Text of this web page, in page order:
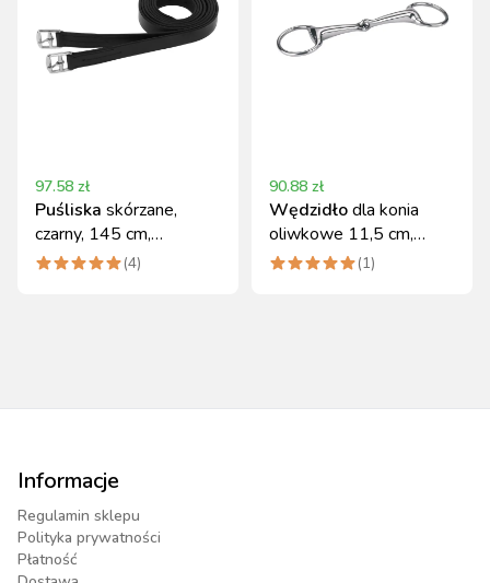
97.58 zł
Puśliska skórzane,
czarny, 145 cm,
Covalliero
(4)
90.88 zł
Wędzidłodla konia
oliwkowe 11,5 cm,
Covalliero
(1)
Informacje
Regulamin sklepu
Polityka prywatności
Płatność